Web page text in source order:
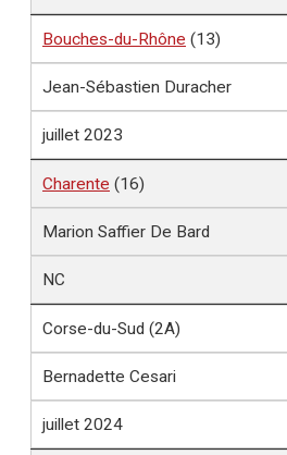
Bouches-du-Rhône (13)
Jean-Sébastien Duracher
juillet 2023
Charente (16)
Marion Saffier De Bard
NC
Corse-du-Sud (2A)
Bernadette Cesari
juillet 2024